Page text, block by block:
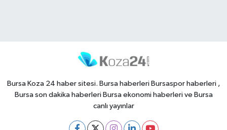
Bursa Koza 24 haber sitesi. Bursa haberleri Bursaspor haberleri ,
Bursa son dakika haberleri Bursa ekonomi haberleri ve Bursa
canlı yayınlar